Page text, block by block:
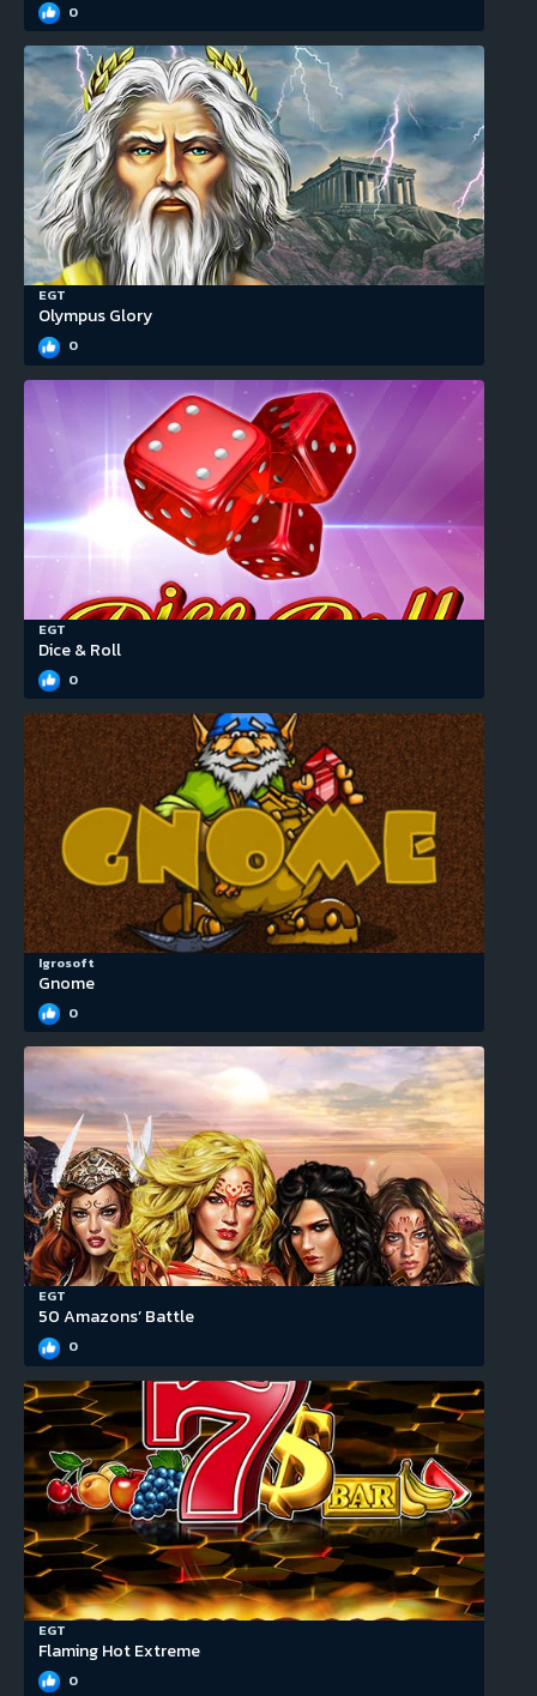
0
EGT
Olympus Glory
0
EGT
Dice & Roll
0
Igrosoft
Gnome
0
EGT
50 Amazons’ Battle
0
EGT
Flaming Hot Extreme
0